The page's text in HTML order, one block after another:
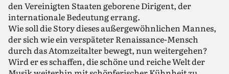
den Vereinigten Staaten geborene Dirigent, der
internationale Bedeutung errang.
Wie soll die Story dieses außergewöhnlichen Mannes,
der sich wie ein verspäteter Renaissance-Mensch
durch das Atomzeitalter bewegt, nun weitergehen?
Wird er es schaffen, die schöne und reiche Welt der